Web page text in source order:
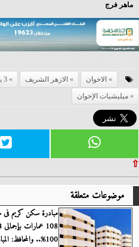
ماهر فرج
الاخوان الازهر الشريف 3 يوليو
ميليشيات الإخوان
⇧
موضوعات متعلقة
مبادرة سكن كريم فى
100%.. والمحافظ: المبادرة راعت البعد الاجتماعى فى التنفيذ.. صور